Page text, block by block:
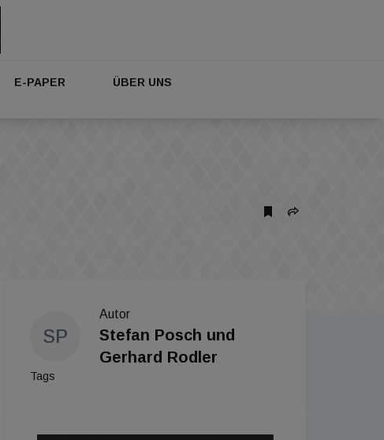
E-PAPER ÜBER UNS
SP
Autor
Stefan Posch und
Gerhard Rodler
Tags